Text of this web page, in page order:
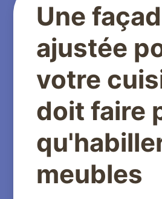
Une
ajustée
votre
doit faire
meubles